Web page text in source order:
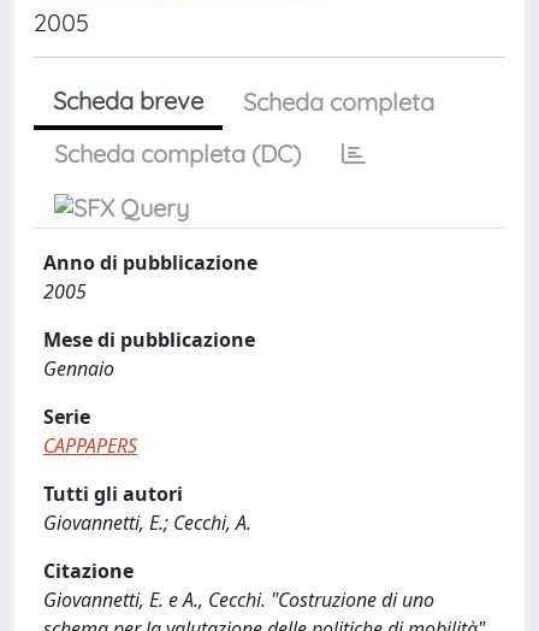
2005
Scheda breve
Scheda completa
Scheda completa (DC)
Anno di pubblicazione
2005
Mese di pubblicazione
Gennaio
Serie
CAPPAPERS
Tutti gli autori
Giovannetti, E.; Cecchi, A.
Citazione
Giovannetti, E. e A., Cecchi. "Costruzione di uno